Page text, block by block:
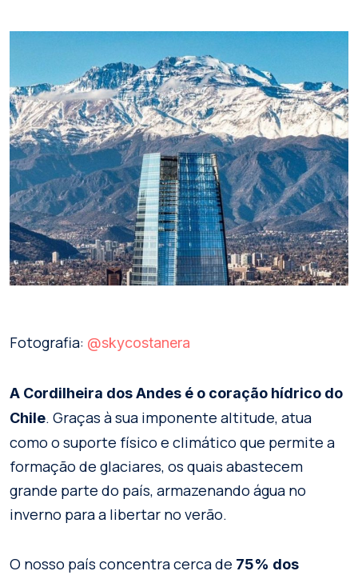
Fotografia: @skycostanera
A Cordilheira dos Andes é o coração hídrico do
Chile. Graças à sua imponente altitude, atua
como o suporte físico e climático que permite a
formação de glaciares, os quais abastecem
grande parte do país, armazenando água no
inverno para a libertar no verão.
O nosso país concentra cerca de 75% dos